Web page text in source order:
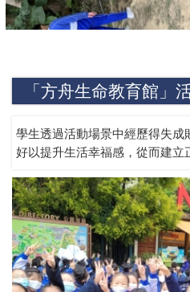
「方舟生命教育館」
學生透過活動場景中經歷得失
好以提升生活幸福感，從而建立